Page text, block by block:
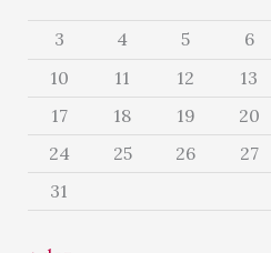
3
4 5 6
10
11 12 13
17
18 19 20
24
25 26 27
31